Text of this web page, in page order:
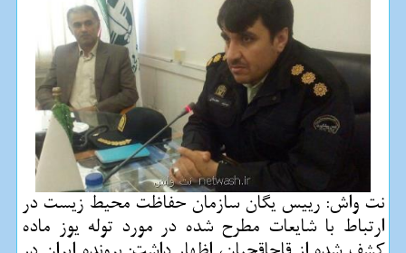
نت واش: رییس یگان سازمان حفاظت محیط زیست در
ارتباط با شایعات مطرح شده در مورد توله یوز ماده